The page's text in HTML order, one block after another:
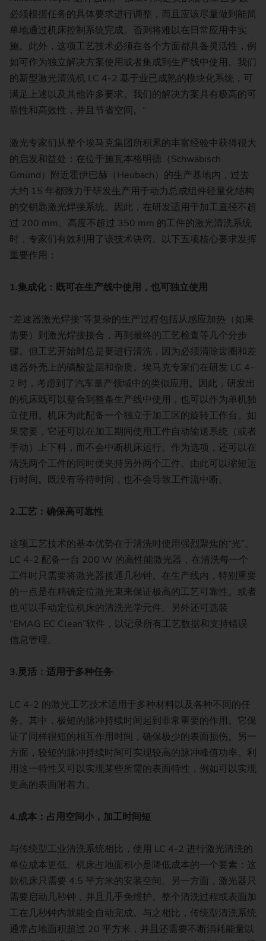
必须根据任务的具体要求进行调整，而且应该尽量做到能简
单地通过机床控制系统完成。否则将难以在日常应用中实
施。此外，这项工艺技术必须在各个方面都具备灵活性，例
如可作为独立解决方案使用或者集成到生产线中使用。我们
的新型激光清洗机 LC 4-2 基于业已成熟的模块化系统，可
满足上述以及其他许多要求。我们的解决方案具有极高的可
靠性和高效性，并且节省空间。”
激光专家们从整个埃马克集团所积累的丰富经验中获得很大
的启发和益处：在位于施瓦本格明德（Schwäbisch
Gmünd）附近霍伊巴赫（Heubach）的生产基地内，过去
大约 15 年都致力于研发生产用于动力总成组件轻量化结构
的交钥匙激光焊接系统。因此，在研发适用于加工直径不超
过 200 mm、高度不超过 350 mm 的工件的激光清洗系统
时，专家们有效利用了该技术诀窍。以下五项核心要求发挥
重要作用：
1.集成化：既可在生产线中使用，也可独立使用
“差速器激光焊接”等复杂的生产过程包括从感应加热（如果
需要）到激光焊接接合，再到最终的工艺检查等几个分步
骤。但工艺开始时总是要进行清洗，因为必须清除齿圈和差
速器外壳上的磷酸盐层和杂质。埃马克专家们在研发 LC 4-
2 时，考虑到了汽车量产领域中的类似应用。因此，研发出
的机床既可以整合到整条生产线中使用，也可以作为单机独
立使用。机床为此配备一个独立于加工区的旋转工作台。如
果需要，它还可以在加工期间使用工件自动输送系统（或者
手动）上下料，而不会中断机床运行。作为选项，还可以在
清洗两个工件的同时便夹持另外两个工件。由此可以缩短运
行时间。既没有等待时间，也不会导致工件流中断。
2.工艺：确保高可靠性
这项工艺技术的基本优势在于清洗时使用强烈聚焦的“光”。
LC 4-2 配备一台 200 W 的高性能激光器，在清洗每一个
工件时只需要将激光器接通几秒钟。在生产线内，特别重要
的一点是在精确定位激光束来保证极高的工艺可靠性。或者
也可以手动定位机床的清洗光学元件。另外还可选装
“EMAG EC Clean”软件，以记录所有工艺数据和支持错误
信息管理。
3.灵活：适用于多种任务
LC 4-2 的激光工艺技术适用于多种材料以及各种不同的任
务。其中，极短的脉冲持续时间起到非常重要的作用。它保
证了同样很短的相互作用时间，确保极少的表面损伤。另一
方面，较短的脉冲持续时间可实现较高的脉冲峰值功率。利
用这一特性又可以实现某些所需的表面特性，例如可以实现
更高的表面附着力。
4.成本：占用空间小，加工时间短
与传统型工业清洗系统相比，使用 LC 4-2 进行激光清洗的
单位成本更低。机床占地面积小是降低成本的一个要素：这
款机床只需要 4.5 平方米的安装空间。另一方面，激光器只
需要启动几秒钟，并且几乎免维护。整个清洗过程或表面加
工在几秒钟内就能全自动完成。与之相比，传统型清洗系统
通常占地面积超过 20 平方米，并且还需要不断消耗能量以